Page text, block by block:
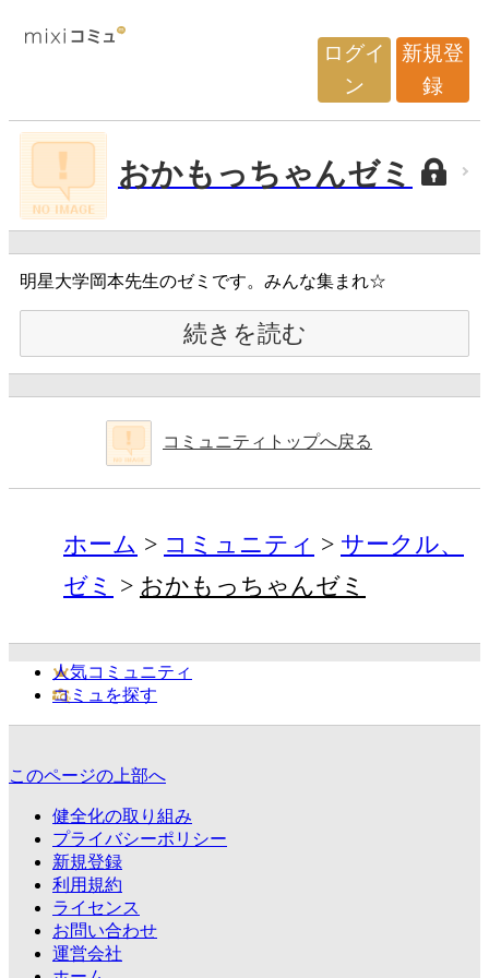
ログイ
ン
新規登
録
おかもっちゃんゼミ
明星大学岡本先生のゼミです。みんな集まれ☆
続きを読む
コミュニティトップへ戻る
ホーム コミュニティ
サークル、
ゼミ
おかもっちゃんゼミ
人気コミュニティ
コミュを探す
このページの上部へ
健全化の取り組み
プライバシーポリシー
新規登録
利用規約
ライセンス
お問い合わせ
運営会社